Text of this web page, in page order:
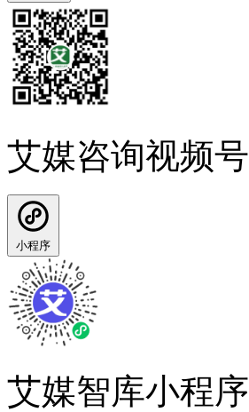
艾媒咨询视频号
小程序
艾媒智库小程序